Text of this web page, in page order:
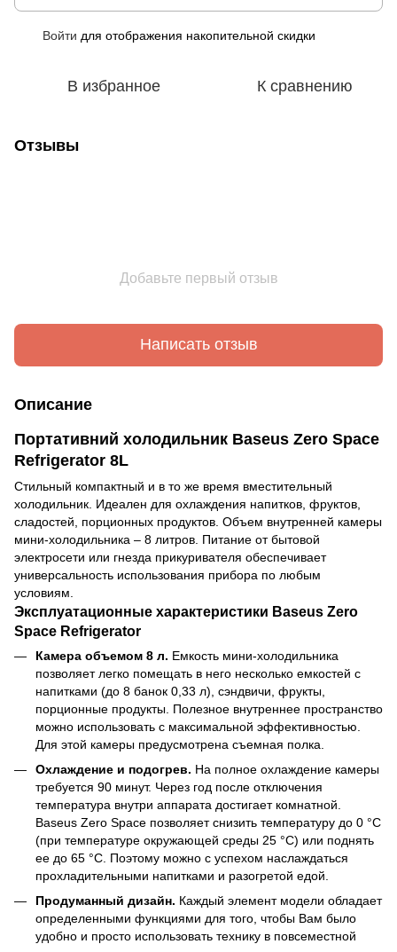
Войти для отображения накопительной скидки
В избранное К сравнению
Отзывы
Добавьте первый отзыв
Написать отзыв
Описание
Портативний холодильник Baseus Zero Space
Refrigerator 8L
Стильный компактный и в то же время вместительный
холодильник. Идеален для охлаждения напитков, фруктов,
сладостей, порционных продуктов. Объем внутренней камеры
мини-холодильника – 8 литров. Питание от бытовой
электросети или гнезда прикуривателя обеспечивает
универсальность использования прибора по любым
условиям.
Эксплуатационные характеристики Baseus Zero
Space Refrigerator
Камера объемом 8 л. Емкость мини-холодильника
позволяет легко помещать в него несколько емкостей с
напитками (до 8 банок 0,33 л), сэндвичи, фрукты,
порционные продукты. Полезное внутреннее пространство
можно использовать с максимальной эффективностью.
Для этой камеры предусмотрена съемная полка.
Охлаждение и подогрев. На полное охлаждение камеры
требуется 90 минут. Через год после отключения
температура внутри аппарата достигает комнатной.
Baseus Zero Space позволяет снизить температуру до 0 °C
(при температуре окружающей среды 25 °C) или поднять
ее до 65 °C. Поэтому можно с успехом наслаждаться
прохладительными напитками и разогретой едой.
Продуманный дизайн. Каждый элемент модели обладает
определенными функциями для того, чтобы Вам было
удобно и просто использовать технику в повсеместной